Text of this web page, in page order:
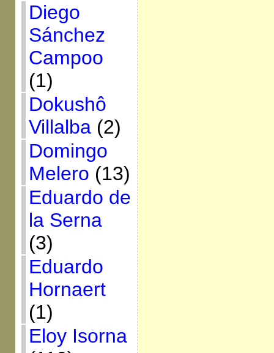
Diego
Sánchez
Campoo
(1)
Dokushô
Villalba(2)
Domingo
Melero (13)
Eduardo de
la Serna
(3)
Eduardo
Hornaert
(1)
Eloy Isorna